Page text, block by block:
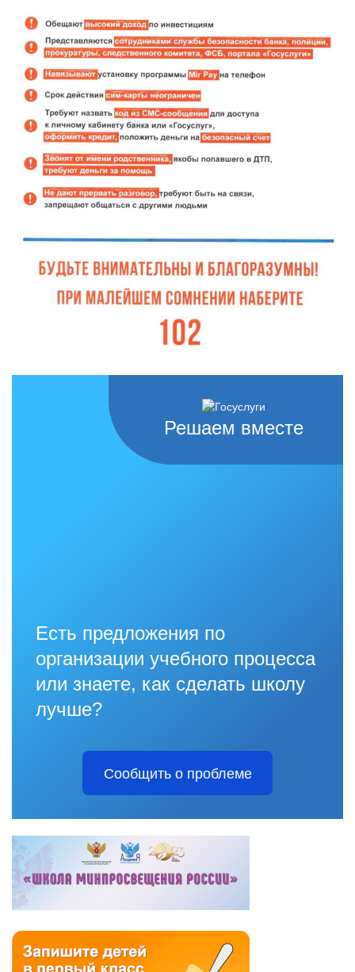
Решаем вместе
Есть предложения по
организации учебного процесса
или знаете, как сделать школу
лучше?
Сообщить о проблеме